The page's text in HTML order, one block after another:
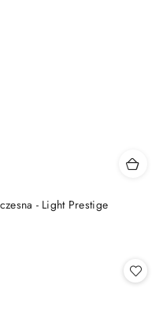
- Light Prestige